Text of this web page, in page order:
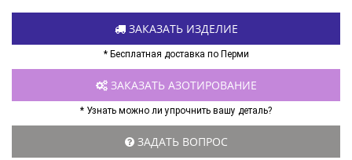
ЗАКАЗАТЬ ИЗДЕЛИЕ
* Бесплатная доставка по Перми
ЗАКАЗАТЬ АЗОТИРОВАНИЕ
* Узнать можно ли упрочнить вашу деталь?
ЗАДАТЬ ВОПРОС